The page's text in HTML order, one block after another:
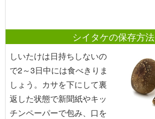
シイタケの保存方法
しいたけは日持ちしないの
で2～3日中には食べきりま
しょう。カサを下にして裏
返した状態で新聞紙やキッ
チンペーパーで包み、口を